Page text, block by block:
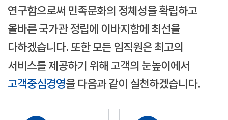
연구함으로써 민족문화의 정체성을 확립하고
올바른 국가관 정립에 이바지함에 최선을
다하겠습니다. 또한 모든 임직원은 최고의
서비스를 제공하기 위해 고객의 눈높이에서
고객중심경영을 다음과 같이 실천하겠습니다.